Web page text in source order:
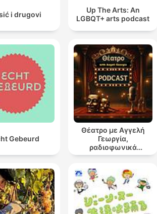
i drugovi
Up The Arts: An
LGBQT+ arts podcast
Gebeurd
Θέατρο με Αγγελή
Γεωργία,
ραδιοφωνικά
θεατρικά έργα